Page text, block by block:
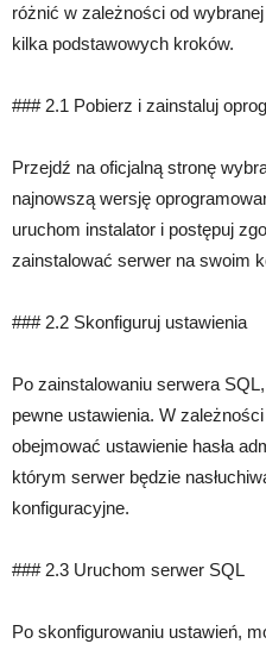
różnić w zależności od
kilka podstawowych kroków.
### 2.1 Pobierz i zainstaluj
Przejdź na oficjalną stronę
najnowszą wersję
uruchom instalator i postępuj
zainstalować serwer na swoim
### 2.2 Skonfiguruj ustawienia
Po zainstalowaniu serwera
pewne ustawienia. W
obejmować ustawienie hasła
którym serwer będzie
konfiguracyjne.
### 2.3 Uruchom serwer SQL
Po skonfigurowaniu ustawień,